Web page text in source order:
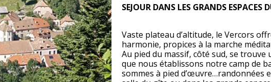
SEJOUR DANS LES GRANDS ESPACES
Vaste plateau d’altitude, le Vercors
harmonie, propices à la marche
Au pied du massif, côté sud, se trouve
que nous établissons notre camp de
sommes à pied d’œuvre…randonnées